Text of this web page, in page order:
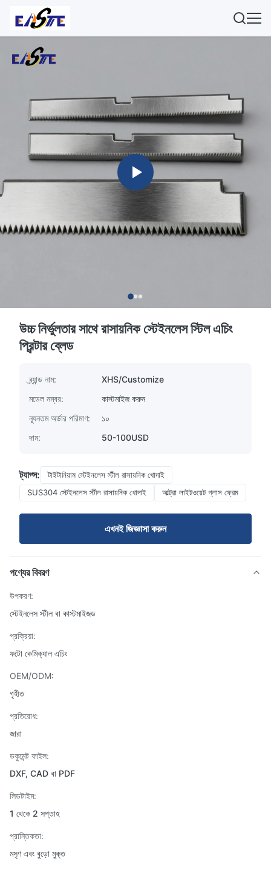
উচ্চ নির্ভুলতার সাথে রাসায়নিক স্টেইনলেস স্টিল এচিং
প্রিন্টার ব্লেড
ব্র্যান্ড নাম:
XHS/Customize
মডেল নম্বর:
কাস্টমাইজ করুন
ন্যূনতম অর্ডার পরিমাণ:
১০
দাম:
50-100USD
ট্যাগ্স:
টাইটানিয়াম স্টেইনলেস স্টীল রাসায়নিক খোদাই
SUS304 স্টেইনলেস স্টীল রাসায়নিক খোদাই
আল্ট্রা লাইটওয়েট গ্লাস ফ্রেম
এখনই জিজ্ঞাসা করুন
পণ্যের বিবরণ
উপকরণ:
স্টেইনলেস স্টীল বা কাস্টমাইজড
প্রক্রিয়া:
ফটো কেমিক্যাল এচিং
OEM/ODM:
গৃহীত
প্রতিরোধ:
জারা
ডকুমেন্ট ফাইল:
DXF, CAD বা PDF
লিডটাইম:
1 থেকে 2 সপ্তাহ
প্রান্তিকতা:
মসৃণ এবং বুড়ো মুক্ত